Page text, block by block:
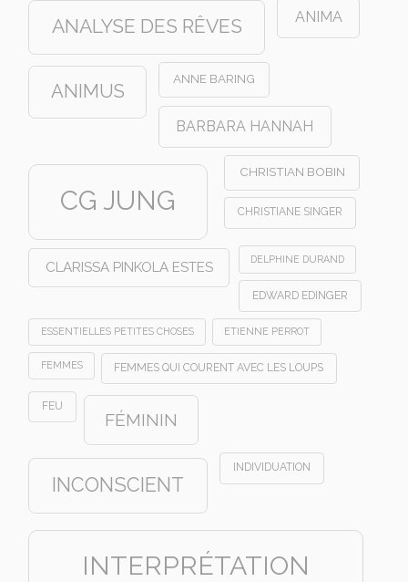
ANALYSE DES RÊVES ANIMA
ANIMUS
ANNE BARING
BARBARA HANNAH
CG JUNG
CHRISTIAN BOBIN
CHRISTIANE SINGER
CLARISSA PINKOLA ESTES DELPHINE DURAND
EDWARD EDINGER
ESSENTIELLES PETITES CHOSES ETIENNE PERROT
FEMMES FEMMES QUI COURENT AVEC LES LOUPS
FEU
FÉMININ
INCONSCIENT
INDIVIDUATION
INTERPRÉTATION